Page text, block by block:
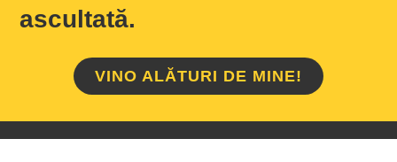
ascultată.
VINO ALĂTURI DE MINE!